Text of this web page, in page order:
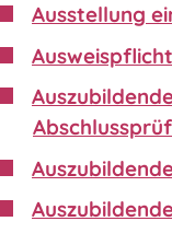
Ausstellung